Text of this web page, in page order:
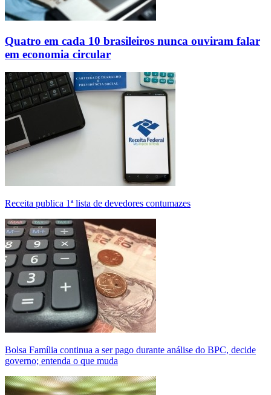
Quatro em cada 10 brasileiros nunca ouviram falar
em economia circular
Receita publica 1ª lista de devedores contumazes
Bolsa Família continua a ser pago durante análise do BPC, decide
governo; entenda o que muda